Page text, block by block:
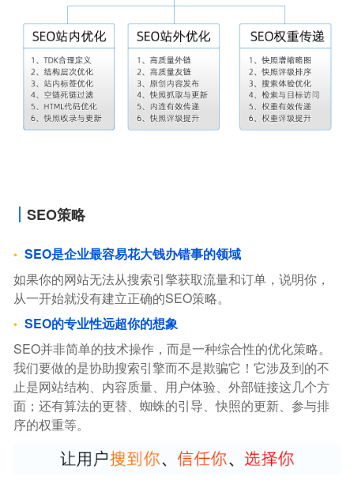
SEO策略
SEO是企业最容易花大钱办错事的领域
如果你的网站无法从搜索引擎获取流量和订单，说明你，
从一开始就没有建立正确的SEO策略。
SEO的专业性远超你的想象
SEO并非简单的技术操作，而是一种综合性的优化策略。
我们要做的是协助搜索引擎而不是欺骗它！它涉及到的不
止是网站结构、内容质量、用户体验、外部链接这几个方
面；还有算法的更替、蜘蛛的引导、快照的更新、参与排
序的权重等。